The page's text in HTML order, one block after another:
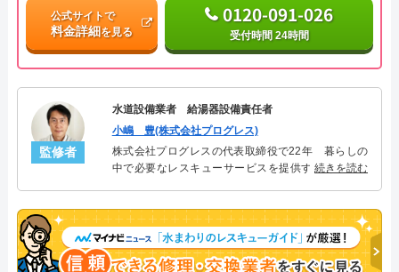
公式サイトで
料金詳細を見る
0120-091-026
受付時間 24時間
監修者
水道設備業者 給湯器設備責任者
小嶋 豊(株式会社プログレス)
株式会社プログレスの代表取締役で22年 暮らしの
中で必要なレスキューサービスを提供する株式会社
決。多くのお客様に信頼される「給湯器」のスペシ
ャリスト。
続きを読む